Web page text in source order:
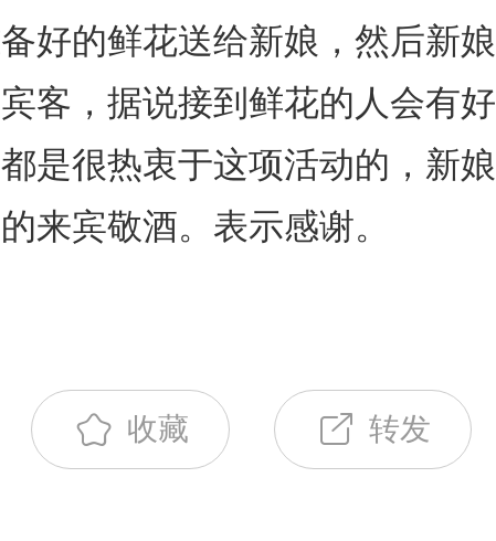
好的鲜花送给新娘，然后新娘
客，据说接到鲜花的人会有好
是很热衷于这项活动的，新娘
来宾敬酒。表示感谢。
收藏 转发